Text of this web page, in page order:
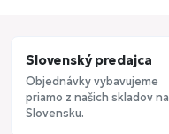
Slovenský predajca
Objednávky vybavujeme
priamo z našich skladov na
Slovensku.